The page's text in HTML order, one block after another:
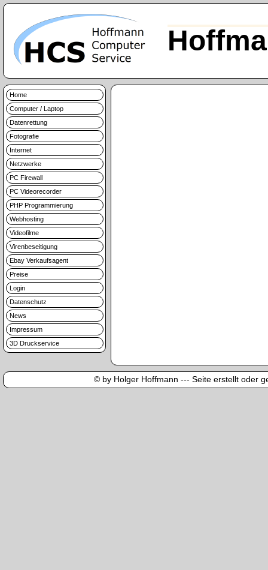
Home
Computer / Laptop
Datenrettung
Fotografie
Internet
Netzwerke
PC Firewall
PC Videorecorder
PHP Programmierung
Webhosting
Videofilme
Virenbeseitigung
Ebay Verkaufsagent
Preise
Login
Datenschutz
News
Impressum
3D Druckservice
© by Holger Hoffmann --- Seite erstellt oder